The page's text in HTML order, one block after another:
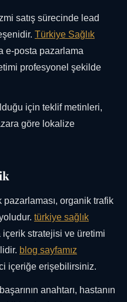
satış sürecinde lead
Türkiye Sağlık
e-posta pazarlama
profesyonel şekilde
için teklif metinleri,
göre lokalize
organik trafik
türkiye sağlık
içerik stratejisi ve üretimi
blog sayfamız
içeriğe erişebilirsiniz.
anahtarı, hastanın